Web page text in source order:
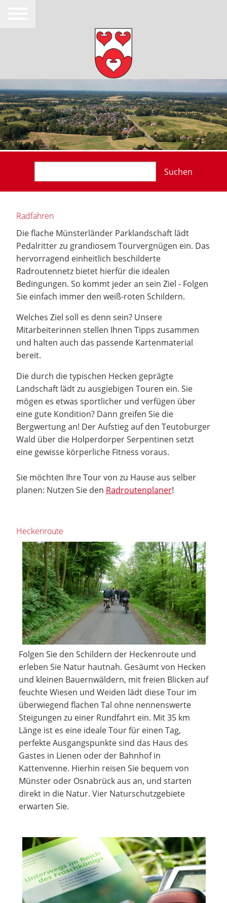
Suchen
Radfahren
Die flache Münsterländer Parklandschaft lädt
Pedalritter zu grandiosem Tourvergnügen ein. Das
hervorragend einheitlich beschilderte
Radroutennetz bietet hierfür die idealen
Bedingungen. So kommt jeder an sein Ziel - Folgen
Sie einfach immer den weiß-roten Schildern.
Welches Ziel soll es denn sein? Unsere
Mitarbeiterinnen stellen Ihnen Tipps zusammen
und halten auch das passende Kartenmaterial
bereit.
Die durch die typischen Hecken geprägte
Landschaft lädt zu ausgiebigen Touren ein. Sie
mögen es etwas sportlicher und verfügen über
eine gute Kondition? Dann greifen Sie die
Bergwertung an! Der Aufstieg auf den Teutoburger
Wald über die Holperdorper Serpentinen setzt
eine gewisse körperliche Fitness voraus.
Sie möchten Ihre Tour von zu Hause aus selber
planen: Nutzen Sie den Radroutenplaner!
Heckenroute
Folgen Sie den Schildern der Heckenroute und
erleben Sie Natur hautnah. Gesäumt von Hecken
und kleinen Bauernwäldern, mit freien Blicken auf
feuchte Wiesen und Weiden lädt diese Tour im
überwiegend flachen Tal ohne nennenswerte
Steigungen zu einer Rundfahrt ein. Mit 35 km
Länge ist es eine ideale Tour für einen Tag,
perfekte Ausgangspunkte sind das Haus des
Gastes in Lienen oder der Bahnhof in
Kattenvenne. Hierhin reisen Sie bequem von
Münster oder Osnabrück aus an, und starten
direkt in die Natur. Vier Naturschutzgebiete
erwarten Sie.